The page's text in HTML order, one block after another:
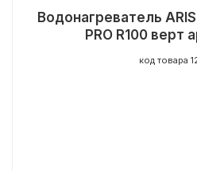
Водонагреватель
PRO R100 верт
код товара